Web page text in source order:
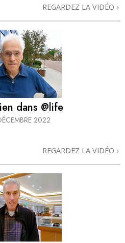
REGARDEZ LA VIDÉO
dans @life
2022
REGARDEZ LA VIDÉO